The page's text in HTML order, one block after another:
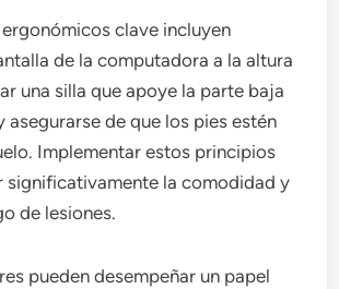
clave incluyen
de la computadora a la altura
una silla que apoye la parte baja
asegurarse de que los pies estén
Implementar estos principios
significativamente la comodidad y
de lesiones.
pueden desempeñar un papel